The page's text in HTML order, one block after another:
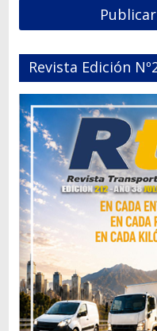
Revista Edición